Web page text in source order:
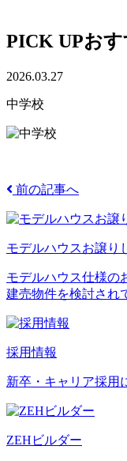
PICK UPお
2026.03.27
中学校
前の記事へ
モデルハウスお譲り
モデルハウス仕様の
建売物件を検討され
採用情報
新卒・キャリア採用
ZEHビルダー